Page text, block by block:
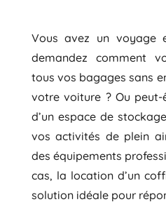
Vous avez un voyage
demandez comment
tous vos bagages sans
votre voiture ? Ou
d’un espace de
vos activités de plein
des équipements
cas, la location d’un
solution idéale pour